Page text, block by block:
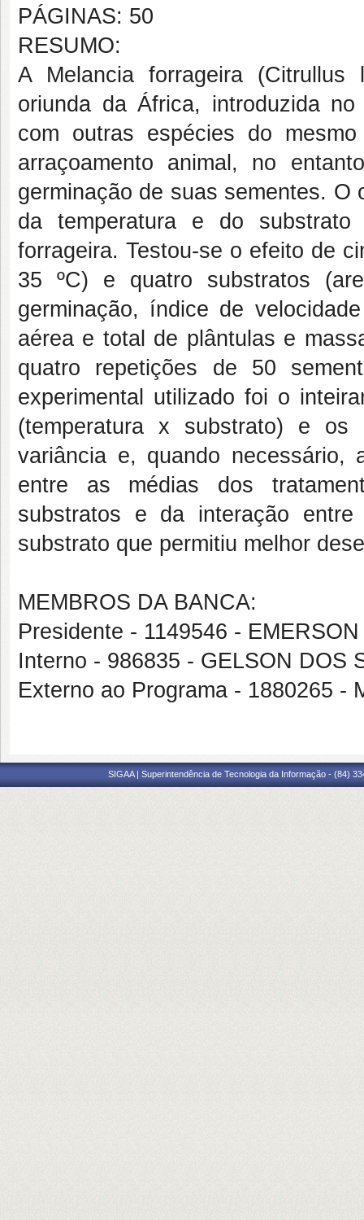
PÁGINAS: 50
RESUMO:
A Melancia forrageira
oriunda da África, introduzida
com outras espécies do
arraçoamento animal, no
germinação de suas sementes.
da temperatura e do
forrageira. Testou-se o efeito de
35 ºC) e quatro substratos
germinação, índice de
aérea e total de plântulas e
quatro repetições de 50
experimental utilizado foi o
(temperatura x substrato) e os
variância e, quando
entre as médias dos
substratos e da interação
substrato que permitiu melhor
MEMBROS DA BANCA:
Presidente - 1149546 -
Interno - 986835 - GELSON DOS
Externo ao Programa - 1880265 -
SIGAA | Superintendência de Tecnologia da Informação - (84)